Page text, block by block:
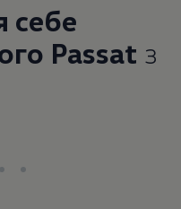
себе
Passat з